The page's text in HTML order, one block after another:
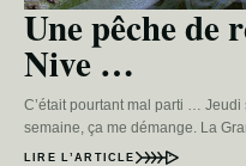
Une pêche de
Nive …
C’était pourtant mal parti …
semaine, ça me démange. La
LIRE L’ARTICLE